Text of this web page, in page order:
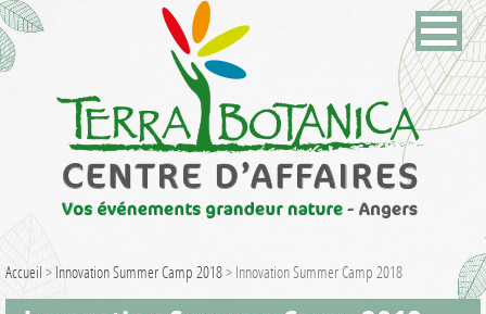
Accueil > Innovation Summer Camp 2018> Innovation Summer Camp 2018